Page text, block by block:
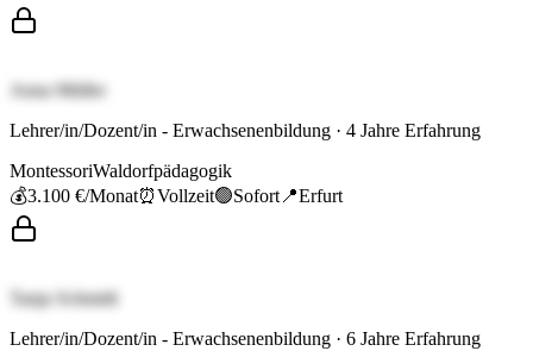
Anna Müller
Lehrer/in/Dozent/in - Erwachsenenbildung · 4 Jahre Erfahrung
MontessoriWaldorfpädagogik
💰3.100 €/Monat⏰Vollzeit🟢Sofort 📍Erfurt
Tanja Schmidt
Lehrer/in/Dozent/in - Erwachsenenbildung · 6 Jahre Erfahrung